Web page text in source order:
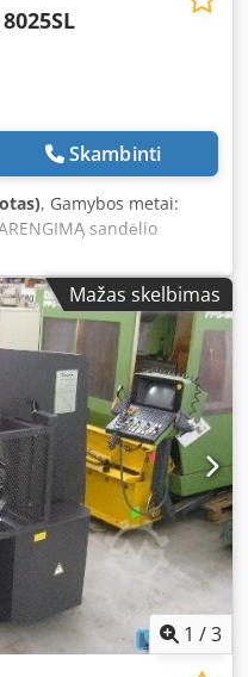
Skambinti
, Gamybos metai:
sandėlio
He Ap Hok 7
SPAUDIMO
ILGAS EIGOS ILGIS,
HIDRAULINĖ
80 TONŲ VALDYMAS:
LENKIMO ILGIS: 2500 mm
ILGIS: 350 mm
GALIA: 15 KW
MONTUOTAS ERWIN
GALINIS BLOKAVIMAS
PRIVAŽIAVIMO GREITIS:
MAKS. GRĮŽIMO GREITIS:
Mažas skelbimas
1 /3